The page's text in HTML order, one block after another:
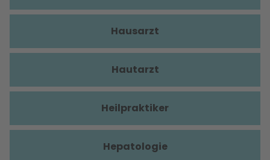
Hausarzt
Hautarzt
Heilpraktiker
Hepatologie